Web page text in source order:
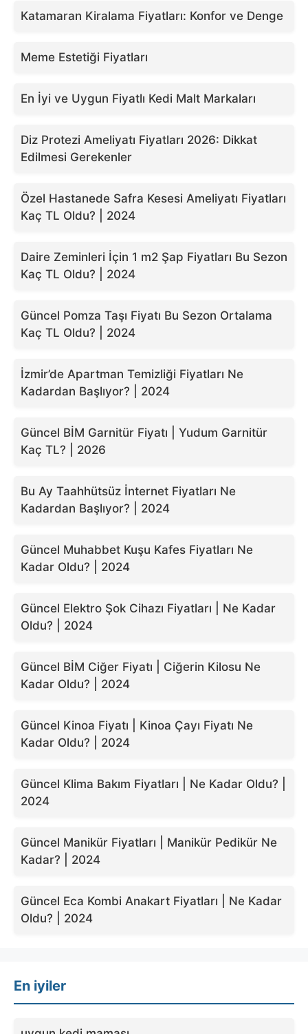
Katamaran Kiralama Fiyatları: Konfor ve Denge
Meme Estetiği Fiyatları
En İyi ve Uygun Fiyatlı Kedi Malt Markaları
Diz Protezi Ameliyatı Fiyatları 2026: Dikkat
Edilmesi Gerekenler
Özel Hastanede Safra Kesesi Ameliyatı Fiyatları
Kaç TL Oldu? | 2024
Daire Zeminleri İçin 1 m2 Şap Fiyatları Bu Sezon
Kaç TL Oldu? | 2024
Güncel Pomza Taşı Fiyatı Bu Sezon Ortalama
Kaç TL Oldu? | 2024
İzmir’de Apartman Temizliği Fiyatları Ne
Kadardan Başlıyor? | 2024
Güncel BİM Garnitür Fiyatı | Yudum Garnitür
Kaç TL? | 2026
Bu Ay Taahhütsüz İnternet Fiyatları Ne
Kadardan Başlıyor? | 2024
Güncel Muhabbet Kuşu Kafes Fiyatları Ne
Kadar Oldu? | 2024
Güncel Elektro Şok Cihazı Fiyatları | Ne Kadar
Oldu? | 2024
Güncel BİM Ciğer Fiyatı | Ciğerin Kilosu Ne
Kadar Oldu? | 2024
Güncel Kinoa Fiyatı | Kinoa Çayı Fiyatı Ne
Kadar Oldu? | 2024
Güncel Klima Bakım Fiyatları | Ne Kadar Oldu? |
2024
Güncel Manikür Fiyatları | Manikür Pedikür Ne
Kadar? | 2024
Güncel Eca Kombi Anakart Fiyatları | Ne Kadar
Oldu? | 2024
En iyiler